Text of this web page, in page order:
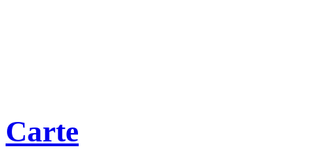
Carte